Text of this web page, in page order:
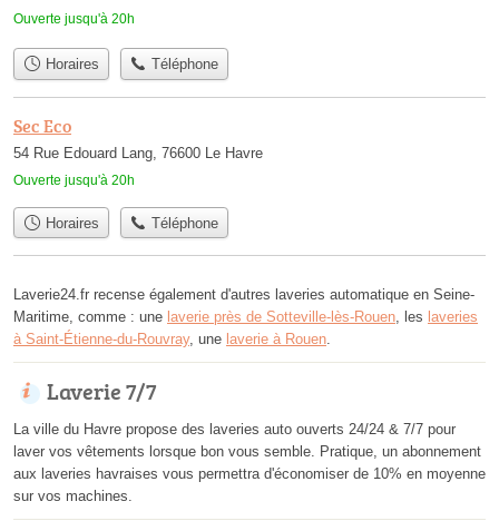
Ouverte jusqu'à 20h
Horaires Téléphone
Sec Eco
54 Rue Edouard Lang, 76600 Le Havre
Ouverte jusqu'à 20h
Horaires Téléphone
Laverie24.fr recense également d'autres laveries automatique en Seine-
Maritime, comme : une laverie près de Sotteville-lès-Rouen, les laveries
à Saint-Étienne-du-Rouvray, une laverie à Rouen.
Laverie 7/7
La ville du Havre propose des laveries auto ouverts 24/24 & 7/7 pour
laver vos vêtements lorsque bon vous semble. Pratique, un abonnement
aux laveries havraises vous permettra d'économiser de 10% en moyenne
sur vos machines.